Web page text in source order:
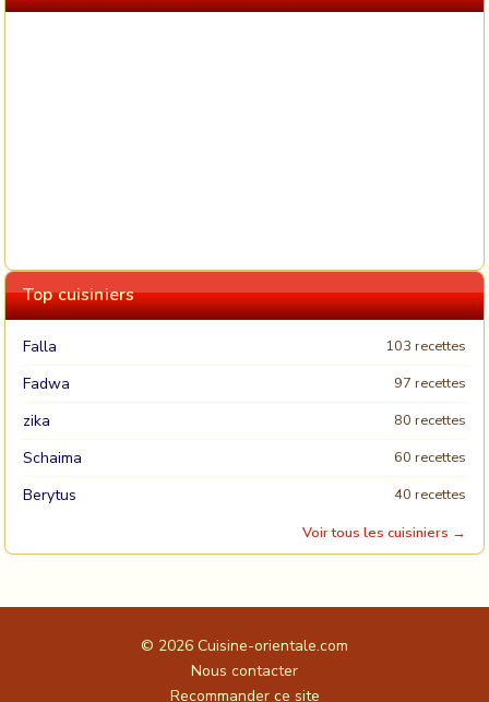
Top cuisiniers
Falla 103 recettes
Fadwa 97 recettes
zika 80 recettes
Schaima 60 recettes
Berytus
40 recettes
Voir tous les cuisiniers →
© 2026 Cuisine-orientale.com
Nous contacter
Recommander ce site